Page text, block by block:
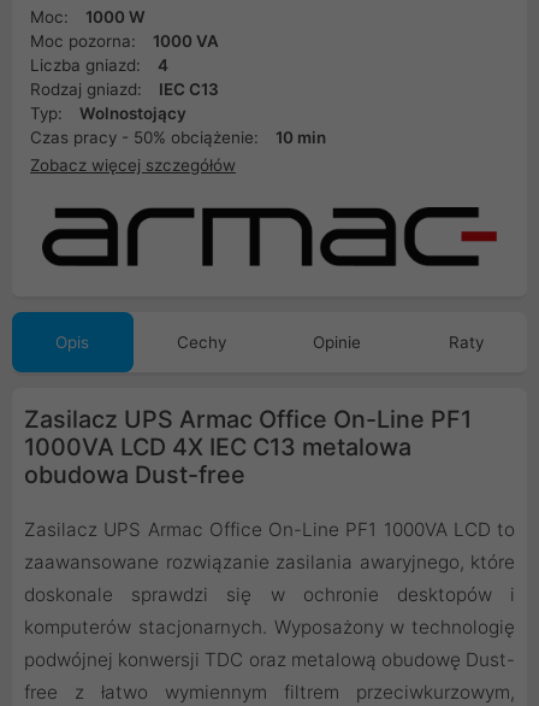
Moc:
1000 W
Moc pozorna:
1000 VA
Liczba gniazd:
4
Rodzaj gniazd:
IEC C13
Typ:
Wolnostojący
Czas pracy - 50% obciążenie:
10 min
Zobacz więcej szczegółów
Opis Cechy Opinie Raty
Zasilacz UPS Armac Office On-Line PF1
1000VA LCD 4X IEC C13 metalowa
obudowa Dust-free
Zasilacz UPS Armac Office On-Line PF1 1000VA LCD to
zaawansowane rozwiązanie zasilania awaryjnego, które
doskonale sprawdzi się w ochronie desktopów i
komputerów stacjonarnych. Wyposażony w technologię
podwójnej konwersji TDC oraz metalową obudowę Dust-
free z łatwo wymiennym filtrem przeciwkurzowym,